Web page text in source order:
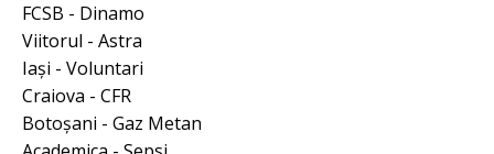
FCSB - Dinamo
Viitorul - Astra
Iaşi - Voluntari
Craiova - CFR
Botoşani - Gaz Metan